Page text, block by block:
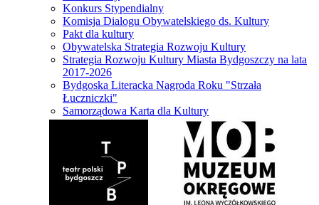
Konkurs Stypendialny
Komisja Dialogu Obywatelskiego ds. Kultury
Pakt dla kultury
Obywatelska Strategia Rozwoju Kultury
Strategia Rozwoju Kultury Miasta Bydgoszczy na lata
2017-2026
Bydgoska Literacka Nagroda Roku "Strzała
Łuczniczki"
Samorządowa Karta dla Kultury